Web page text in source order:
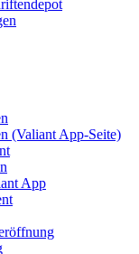
(Valiant App-Seite)
App